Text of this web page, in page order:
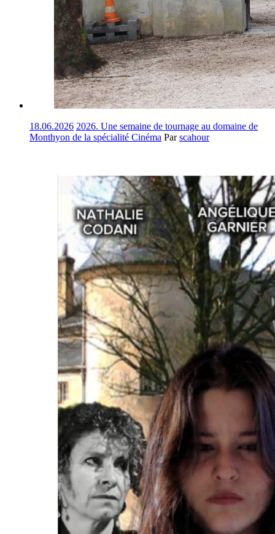
18.06.2026 2026. Une semaine de tournage au domaine de
Monthyon de la spécialité Cinéma Parscahour